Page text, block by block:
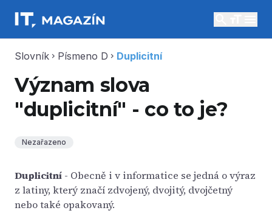
Slovník chevron_right Písmeno D chevron_right Duplicitní
Význam slova
"duplicitní" - co to je?
Nezařazeno
Duplicitní - Obecně i v informatice se jedná o výraz
z latiny, který značí zdvojený, dvojitý, dvojčetný
nebo také opakovaný.